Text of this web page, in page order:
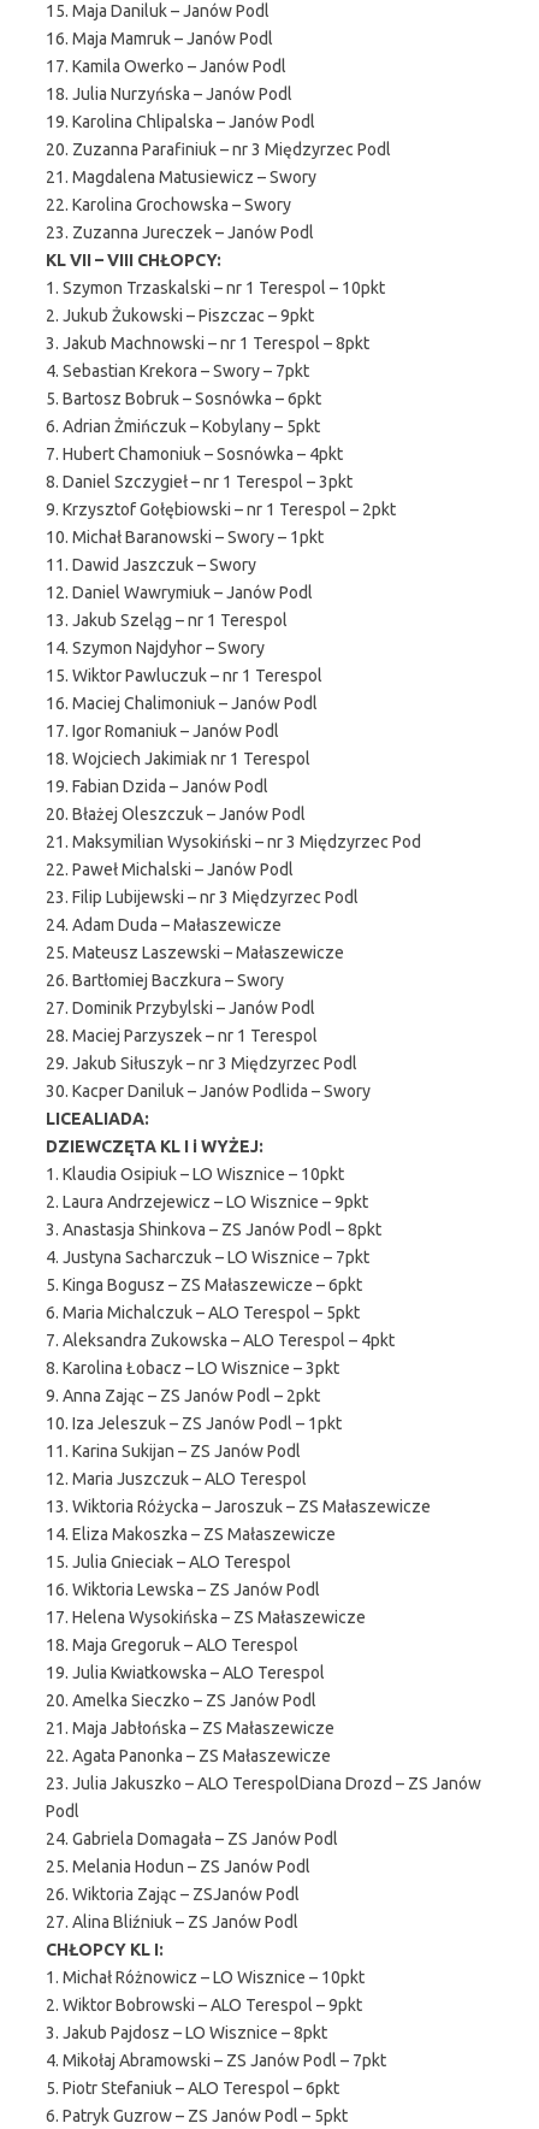
15. Maja Daniluk – Janów Podl
16. Maja Mamruk – Janów Podl
17. Kamila Owerko – Janów Podl
18. Julia Nurzyńska – Janów Podl
19. Karolina Chlipalska – Janów Podl
20. Zuzanna Parafiniuk – nr 3 Międzyrzec Podl
21. Magdalena Matusiewicz – Swory
22. Karolina Grochowska – Swory
23. Zuzanna Jureczek – Janów Podl
KL VII – VIII CHŁOPCY:
1. Szymon Trzaskalski – nr 1 Terespol – 10pkt
2. Jukub Żukowski – Piszczac – 9pkt
3. Jakub Machnowski – nr 1 Terespol – 8pkt
4. Sebastian Krekora – Swory – 7pkt
5. Bartosz Bobruk – Sosnówka – 6pkt
6. Adrian Żmińczuk – Kobylany – 5pkt
7. Hubert Chamoniuk – Sosnówka – 4pkt
8. Daniel Szczygieł – nr 1 Terespol – 3pkt
9. Krzysztof Gołębiowski – nr 1 Terespol – 2pkt
10. Michał Baranowski – Swory – 1pkt
11. Dawid Jaszczuk – Swory
12. Daniel Wawrymiuk – Janów Podl
13. Jakub Szeląg – nr 1 Terespol
14. Szymon Najdyhor – Swory
15. Wiktor Pawluczuk – nr 1 Terespol
16. Maciej Chalimoniuk – Janów Podl
17. Igor Romaniuk – Janów Podl
18. Wojciech Jakimiak nr 1 Terespol
19. Fabian Dzida – Janów Podl
20. Błażej Oleszczuk – Janów Podl
21. Maksymilian Wysokiński – nr 3 Międzyrzec Pod
22. Paweł Michalski – Janów Podl
23. Filip Lubijewski – nr 3 Międzyrzec Podl
24. Adam Duda – Małaszewicze
25. Mateusz Laszewski – Małaszewicze
26. Bartłomiej Baczkura – Swory
27. Dominik Przybylski – Janów Podl
28. Maciej Parzyszek – nr 1 Terespol
29. Jakub Siłuszyk – nr 3 Międzyrzec Podl
30. Kacper Daniluk – Janów Podlida – Swory
LICEALIADA:
DZIEWCZĘTA KL I i WYŻEJ:
1. Klaudia Osipiuk – LO Wisznice – 10pkt
2. Laura Andrzejewicz – LO Wisznice – 9pkt
3. Anastasja Shinkova – ZS Janów Podl – 8pkt
4. Justyna Sacharczuk – LO Wisznice – 7pkt
5. Kinga Bogusz – ZS Małaszewicze – 6pkt
6. Maria Michalczuk – ALO Terespol – 5pkt
7. Aleksandra Zukowska – ALO Terespol – 4pkt
8. Karolina Łobacz – LO Wisznice – 3pkt
9. Anna Zając – ZS Janów Podl – 2pkt
10. Iza Jeleszuk – ZS Janów Podl – 1pkt
11. Karina Sukijan – ZS Janów Podl
12. Maria Juszczuk – ALO Terespol
13. Wiktoria Różycka – Jaroszuk – ZS Małaszewicze
14. Eliza Makoszka – ZS Małaszewicze
15. Julia Gnieciak – ALO Terespol
16. Wiktoria Lewska – ZS Janów Podl
17. Helena Wysokińska – ZS Małaszewicze
18. Maja Gregoruk – ALO Terespol
19. Julia Kwiatkowska – ALO Terespol
20. Amelka Sieczko – ZS Janów Podl
21. Maja Jabłońska – ZS Małaszewicze
22. Agata Panonka – ZS Małaszewicze
23. Julia Jakuszko – ALO TerespolDiana Drozd – ZS Janów
Podl
24. Gabriela Domagała – ZS Janów Podl
25. Melania Hodun – ZS Janów Podl
26. Wiktoria Zając – ZSJanów Podl
27. Alina Bliźniuk – ZS Janów Podl
CHŁOPCY KL I:
1. Michał Różnowicz – LO Wisznice – 10pkt
2. Wiktor Bobrowski – ALO Terespol – 9pkt
3. Jakub Pajdosz – LO Wisznice – 8pkt
4. Mikołaj Abramowski – ZS Janów Podl – 7pkt
5. Piotr Stefaniuk – ALO Terespol – 6pkt
6. Patryk Guzrow – ZS Janów Podl – 5pkt